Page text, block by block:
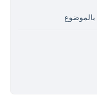
بالموضوع